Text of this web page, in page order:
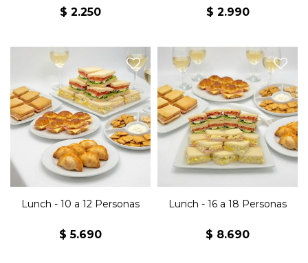
$ 2.250 $ 2.990
24 Sándwiches jamón y
queso, 24 sándwiches
olímpicos, 24 sándwiches
surtidos, 16 jesuitas jamón y
queso, 16 medialunitas
jamón y queso, 16
empanaditas, 1 snack
horneado x3, 1 Kg de
masitas.
Lunch - 10 a 12 Personas
$ 5.690
36 sándwiches jamón y
queso, 36 sándwiches
olímpicos, 36 sándwiches
surtidos, 24 jesuitas jamón y
queso, 24 medialunitas
jamón y queso, 24
empanaditas, 2 snack
horneado x3, 1,5 Kg de
masitas.
Lunch - 16 a 18 Personas
$ 8.690